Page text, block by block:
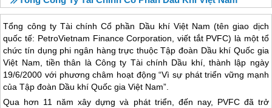
Tổng công ty Tài chính Cổ phần Dầu khí Việt Nam (tên giao dịch
quốc tế: PetroVietnam Finance Corporation, viết tắt PVFC) là một tổ
chức tín dụng phi ngân hàng trực thuộc Tập đoàn Dầu khí Quốc gia
Việt Nam, tiền thân là Công ty Tài chính Dầu khí, thành lập ngày
19/6/2000 với phương châm hoạt động “Vì sự phát triển vững mạnh
của Tập đoàn Dầu khí Quốc gia Việt Nam”.
Qua hơn 11 năm xây dựng và phát triển, đến nay, PVFC đã trở